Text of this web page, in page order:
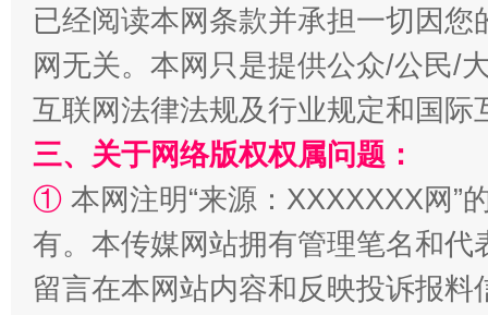
解纷+调解+退费，一次搞定
已经阅读本网条款并承担一切因
网无关。本网只是提供公众/公民/
互联网法律法规及行业规定和国
三、关于网络版权权属问题：
① 本网注明“来源：XXXXXXX网”
有。本传媒网站拥有管理笔名和
留言在本网站内容和反映投诉报